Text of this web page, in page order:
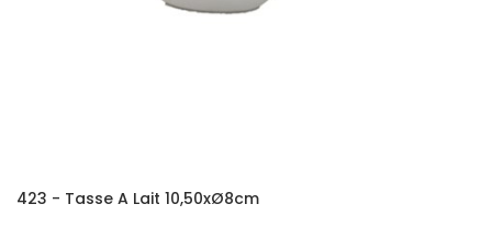
423 - Tasse A Lait 10,50xØ8cm